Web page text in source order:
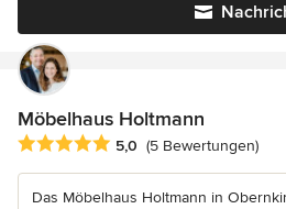
Möbelhaus Holtmann
Durchschnittliche Bewertung: 5
5,0 (5 Bewertungen)
Das Möbelhaus Holtmann in